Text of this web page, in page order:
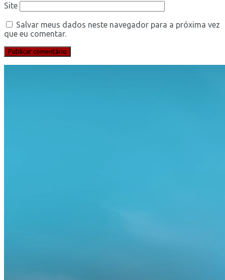
Site
Salvar meus dados neste navegador para a próxima vez
que eu comentar.